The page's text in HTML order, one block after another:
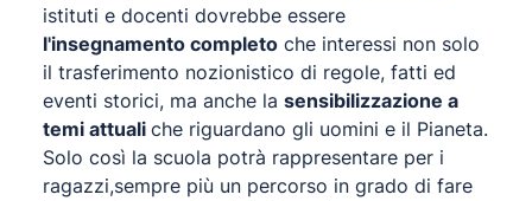
istituti e docenti dovrebbe essere
l'insegnamento completo che interessi non solo
il trasferimento nozionistico di regole, fatti ed
eventi storici, ma anche la sensibilizzazione a
temi attuali che riguardano gli uomini e il Pianeta.
Solo così la scuola potrà rappresentare per i
ragazzi,sempre più un percorso in grado di fare